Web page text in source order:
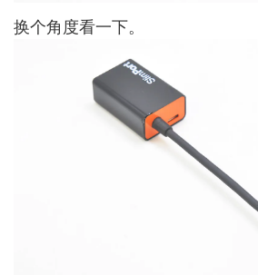
换个角度看一下。